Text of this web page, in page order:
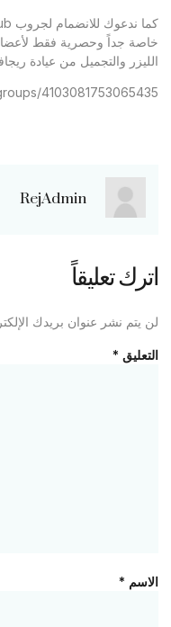
خاصة جداً وحصرية فقط
الليزر والتجميل من عيادة
4103081753065435
RejAdmin
اترك تعليقاً
لن يتم نشر عنوان بريدك
التعليق *
الاسم *